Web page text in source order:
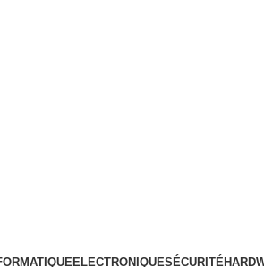
ELECTRONIQUESÉCURITÉ